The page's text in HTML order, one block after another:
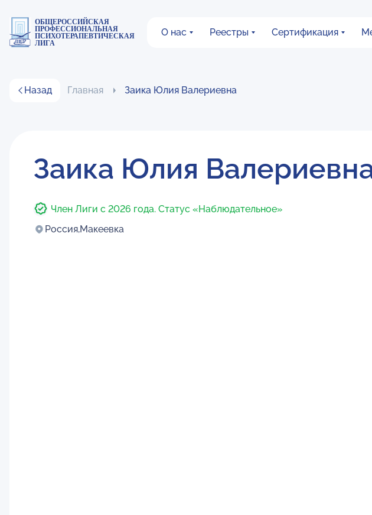
ОБЩЕРОССИЙСКАЯ
ПРОФЕССИОНАЛЬНАЯ
ПСИХОТЕРАПЕВТИЧЕСКАЯ
ЛИГА
О нас Реестры Сертификация
Назад Главная Заика Юлия Валериевна
Заика Юлия
Член Лиги с 2026 года. Статус «Наблюдательное»
Россия,Макеевка